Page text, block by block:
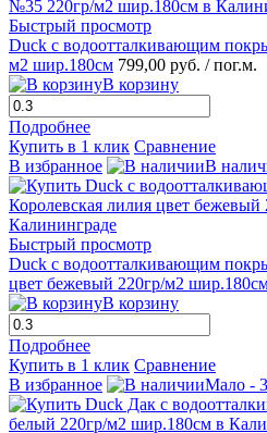
Быстрый просмотр
Duck с водоотталкивающим
м2 шир.180см 799,00 руб. / пог.м.
В корзину
Подробнее
Купить в 1 клик Сравнение
В избранное
В
Быстрый просмотр
Duck с водоотталкивающим
цвет бежевый 220гр/м2
В корзину
Подробнее
Купить в 1 клик Сравнение
В избранное
Мало -